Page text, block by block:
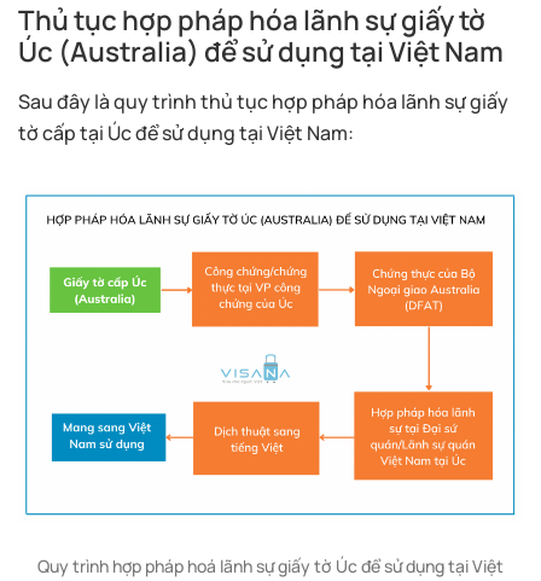
Thủ tục hợp pháp hóa lãnh sự giấy tờ
Úc (Australia) để sử dụng tại Việt Nam
Sau đây là quy trình thủ tục hợp pháp hóa lãnh sự giấy
tờ cấp tại Úc để sử dụng tại Việt Nam:
Quy trình hợp pháp hoá lãnh sự giấy tờ Úc để sử dụng tại Việt